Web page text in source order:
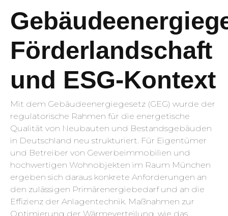
Förderlandschaft
und ESG-Kontext
Mit dem Gebäudeenergiegesetz (GEG) wurde der
regulatorische Rahmen für die energetische
Qualität von Neubauten und Bestandsgebäuden
in Deutschland neu strukturiert. Für Eigentümer
und Betreiber von Gewerbeimmobilien und
hochwertigen Wohnobjekten im Raum München
ergeben sich daraus konkrete Anforderungen an
den zulässigen Primärenergiebedarf und an die
Effizienz der Anlagentechnik. Maßnahmen zur
Optimierung der Wärmeverteilung, wie das